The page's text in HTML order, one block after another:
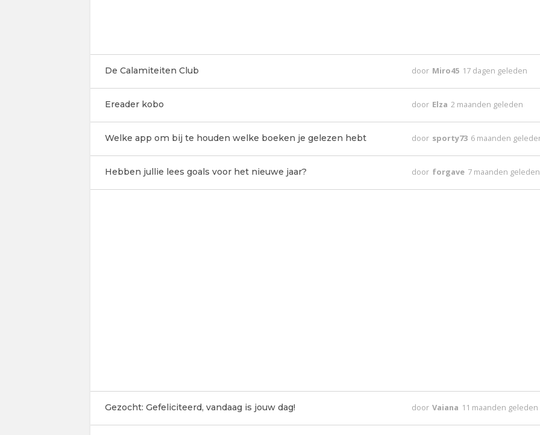
De Calamiteiten Club door Miro45 17 dagen geleden
Ereader kobo door Elza 2 maanden geleden
Welke app om bij te houden welke boeken je gelezen hebt door sporty73 6 maanden
Hebben jullie lees goals voor het nieuwe jaar? door forgave 7 maanden geleden
Gezocht: Gefeliciteerd, vandaag is jouw dag! door Vaiana 11 maanden geleden